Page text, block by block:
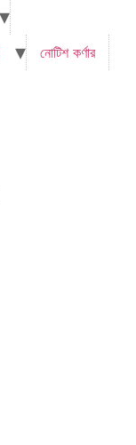
নোটিশ কর্ণার